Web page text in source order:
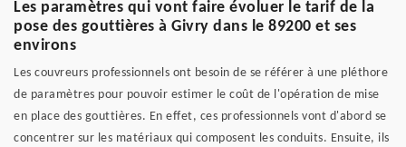
Les paramètres qui vont faire évoluer le tarif de la
pose des gouttières à Givry dans le 89200 et ses
environs
Les couvreurs professionnels ont besoin de se référer à une pléthore
de paramètres pour pouvoir estimer le coût de l'opération de mise
en place des gouttières. En effet, ces professionnels vont d'abord se
concentrer sur les matériaux qui composent les conduits. Ensuite, ils